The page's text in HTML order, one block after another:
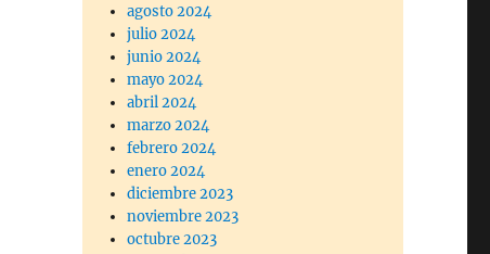
agosto 2024
julio 2024
junio 2024
mayo 2024
abril 2024
marzo 2024
febrero 2024
enero 2024
diciembre 2023
noviembre 2023
octubre 2023